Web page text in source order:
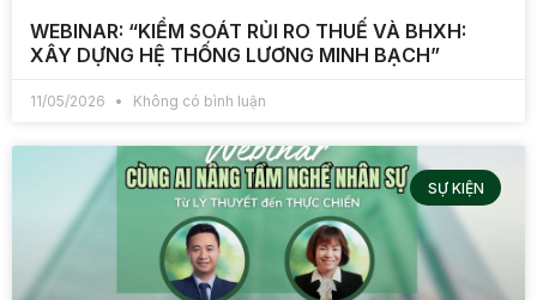
WEBINAR: “KIỂM SOÁT RỦI RO THUẾ VÀ BHXH:
XÂY DỰNG HỆ THỐNG LƯƠNG MINH BẠCH”
11/05/2026 Không có bình luận
SỰ KIỆN